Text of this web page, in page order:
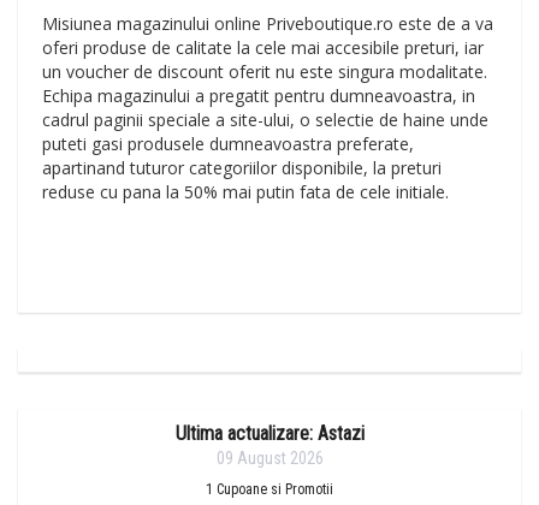
Misiunea magazinului online Priveboutique.ro este de a va
oferi produse de calitate la cele mai accesibile preturi, iar
un voucher de discount oferit nu este singura modalitate.
Echipa magazinului a pregatit pentru dumneavoastra, in
cadrul paginii speciale a site-ului, o selectie de haine unde
puteti gasi produsele dumneavoastra preferate,
apartinand tuturor categoriilor disponibile, la preturi
reduse cu pana la 50% mai putin fata de cele initiale.
Ultima actualizare: Astazi
09 August 2026
1 Cupoane si Promotii